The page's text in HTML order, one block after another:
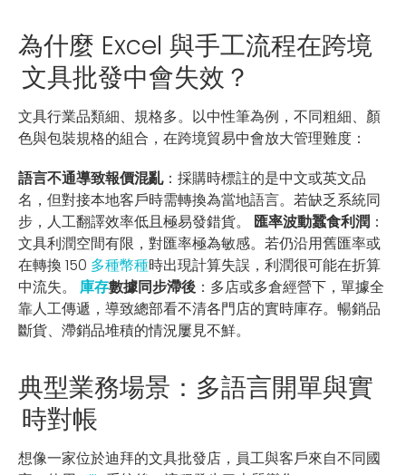
為什麼 Excel 與手工流程在跨境
文具批發中會失效？
文具行業品類細、規格多。以中性筆為例，不同粗細、顏
色與包裝規格的組合，在跨境貿易中會放大管理難度：
語言不通導致報價混亂：採購時標註的是中文或英文品
名，但對接本地客戶時需轉換為當地語言。若缺乏系統同
步，人工翻譯效率低且極易發錯貨。 匯率波動蠶食利潤 ：
文具利潤空間有限，對匯率極為敏感。若仍沿用舊匯率或
在轉換 150 多種幣種時出現計算失誤，利潤很可能在折算
中流失。 庫存數據同步滯後 ：多店或多倉經營下，單據全
靠人工傳遞，導致總部看不清各門店的實時庫存。暢銷品
斷貨、滯銷品堆積的情況屢見不鮮。
典型業務場景：多語言開單與實
時對帳
想像一家位於迪拜的文具批發店，員工與客戶來自不同國